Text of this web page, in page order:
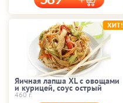
Яичная лапша XL с овощами
и курицей, соус острый
460 г.
ХИТ!